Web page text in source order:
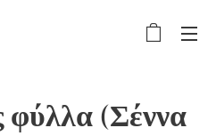
φύλλα (Σέννα